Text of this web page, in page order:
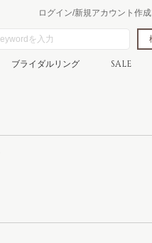
ブライダルリング SALE
ログイン/新規アカウント作成